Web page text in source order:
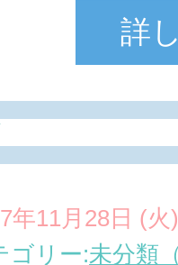
詳
年11月28日 (火)
ゴリー:未分類